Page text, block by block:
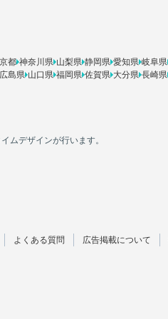
都 神奈川県 山梨県 静岡県 愛知県 岐阜県
広島県 山口県 福岡県 佐賀県 大分県 長崎県
ムデザインが行います。
よくある質問 広告掲載について